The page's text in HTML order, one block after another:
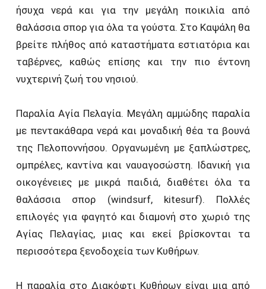
ήσυχα νερά και για την μεγάλη ποικιλία από
θαλάσσια σπορ για όλα τα γούστα. Στο Καψάλη θα
βρείτε πλήθος από καταστήματα εστιατόρια και
ταβέρνες, καθώς επίσης και την πιο έντονη
νυχτερινή ζωή του νησιού.
Παραλία Αγία Πελαγία. Μεγάλη αμμώδης παραλία
με πεντακάθαρα νερά και μοναδική θέα τα βουνά
της Πελοποννήσου. Οργανωμένη με ξαπλώστρες,
ομπρέλες, καντίνα και ναυαγοσώστη. Ιδανική για
οικογένειες με μικρά παιδιά, διαθέτει όλα τα
θαλάσσια σπορ (windsurf, kitesurf). Πολλές
επιλογές για φαγητό και διαμονή στο χωριό της
Αγίας Πελαγίας, μιας και εκεί βρίσκονται τα
περισσότερα ξενοδοχεία των Κυθήρων.
Η παραλία στο Διακόφτι Κυθήρων είναι μια από